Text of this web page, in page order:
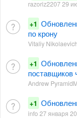
razoriz2207 29
+1
по крону
Vitaliy
+1
поставщиков
Andrew
+1
info 27 января